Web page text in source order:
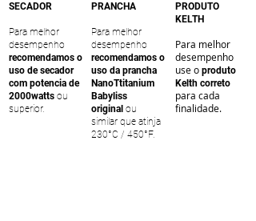
SECADOR
Para melhor
desempenho
recomendamos o
uso de secador
com potencia de
2000watts ou
superior.
PRANCHA
Para melhor
desempenho
recomendamos o
uso da prancha
NanoTtitanium
Babyliss
original ou
similar que atinja
230°C / 450°F.
PRODUTO
KELTH
Para melhor
desempenho
use o produto
Kelth correto
para cada
finalidade.